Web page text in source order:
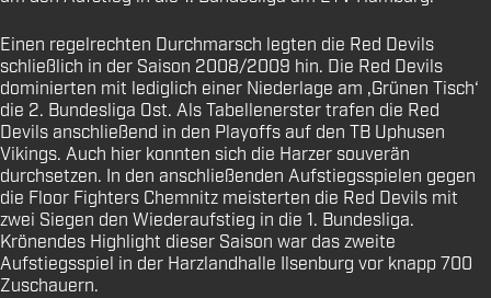
Einen regelrechten Durchmarsch legten die Red Devils
schließlich in der Saison 2008/2009 hin. Die Red Devils
dominierten mit lediglich einer Niederlage am ‚Grünen Tisch‘
die 2. Bundesliga Ost. Als Tabellenerster trafen die Red
Devils anschließend in den Playoffs auf den TB Uphusen
Vikings. Auch hier konnten sich die Harzer souverän
durchsetzen. In den anschließenden Aufstiegsspielen gegen
die Floor Fighters Chemnitz meisterten die Red Devils mit
zwei Siegen den Wiederaufstieg in die 1. Bundesliga.
Krönendes Highlight dieser Saison war das zweite
Aufstiegsspiel in der Harzlandhalle Ilsenburg vor knapp 700
Zuschauern.